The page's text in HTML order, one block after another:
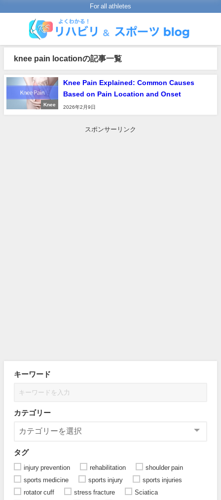
For all athletes
knee pain locationの記事一覧
Knee
Knee Pain Explained: Common Causes
Based on Pain Location and Onset
2026年2月9日
スポンサーリンク
キーワード
カテゴリー
タグ
injury prevention rehabilitation
shoulder pain
sports medicine
sports injury
sports injuries
rotator cuff
stress fracture
Sciatica